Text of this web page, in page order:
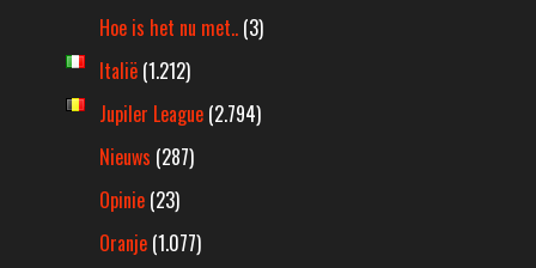
Hoe is het nu met.. (3)
Italië (1.212)
Jupiler League (2.794)
Nieuws (287)
Opinie (23)
Oranje (1.077)